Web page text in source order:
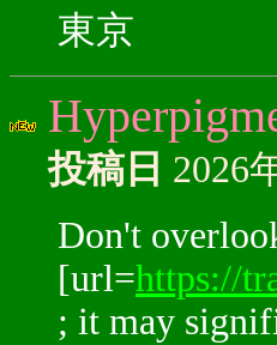
東京
投稿日 2026
Don't
[url=https://
; it may